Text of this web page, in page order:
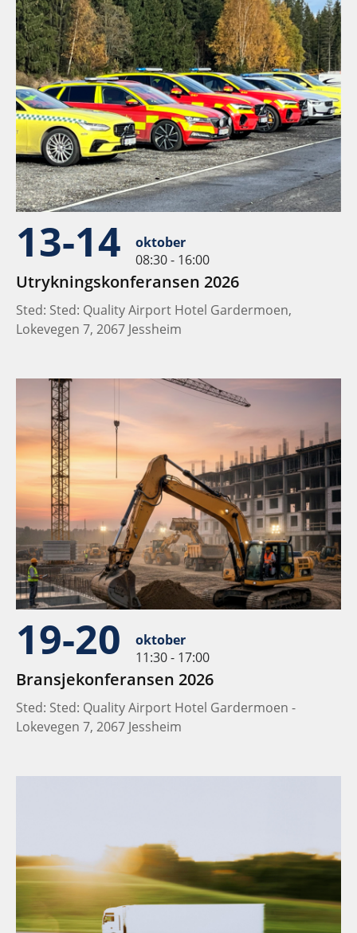
13-14
oktober
08:30 - 16:00
Utrykningskonferansen 2026
Sted: Sted: Quality Airport Hotel Gardermoen,
Lokevegen 7, 2067 Jessheim
19-20
oktober
11:30 - 17:00
Bransjekonferansen 2026
Sted: Sted: Quality Airport Hotel Gardermoen -
Lokevegen 7, 2067 Jessheim